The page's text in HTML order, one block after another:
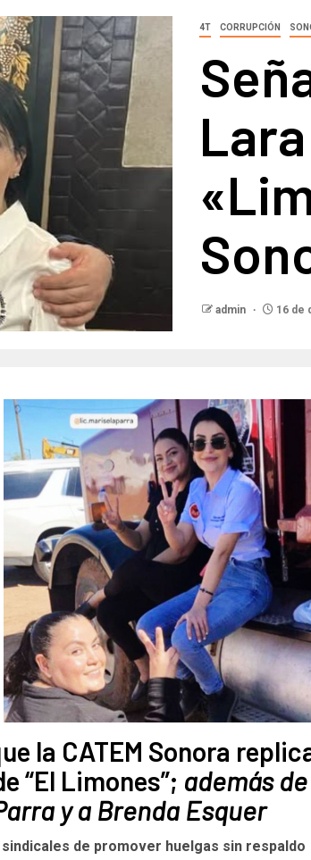
4T CORRUPCIÓN
admin 16 de
la CATEM Sonora
“El Limones”; además de
y a Brenda Esquer
de promover huelgas sin respaldo